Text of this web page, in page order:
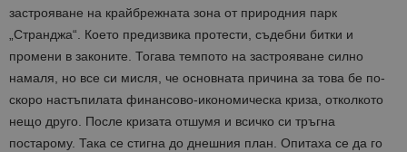
застрояване на крайбрежната зона от природния парк
„Странджа“. Което предизвика протести, съдебни битки и
промени в законите. Тогава темпото на застрояване силно
намаля, но все си мисля, че основната причина за това бе по-
скоро настъпилата финансово-икономическа криза, отколкото
нещо друго. После кризата отшумя и всичко си тръгна
постарому. Така се стигна до днешния план. Опитаха се да го